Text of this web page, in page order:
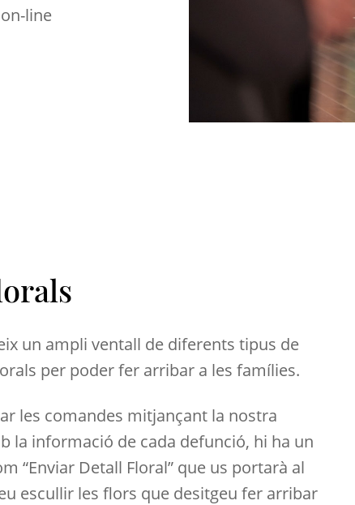
line
un ampli ventall de diferents tipus de
per poder fer arribar a les famílies.
les comandes mitjançant la nostra
la informació de cada defunció, hi ha un
“Enviar Detall Floral” que us portarà al
escullir les flors que desitgeu fer arribar